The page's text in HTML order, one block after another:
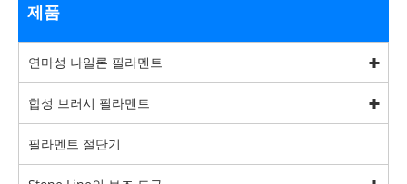
제품
연마성 나일론 필라멘트
합성 브러시 필라멘트
필라멘트 절단기